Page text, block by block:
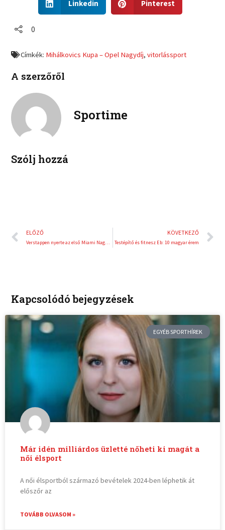
b
o
h
n
i
k
n
Linkedin
h
n
r
Pinterest
0
Címkék: Mihálkovics Kupa – Opel Nagydíj,vitorlássport
A szerzőről
Sportime
Szólj hozzá
Előző
ELŐZŐ
Verstappen nyerte az első Miami Nagydíjat
KÖVETKEZŐ
Testépítő és fitnesz Eb: 10 magyar érem
Kapcsolódó bejegyzések
EGYÉB SPORTHÍREK
Már idén milliárdos üzletté nőheti ki magát a
női élsport
A női élsportból származó bevételek 2024-ben léphetik át
előszőr az
TOVÁBB OLVASOM »